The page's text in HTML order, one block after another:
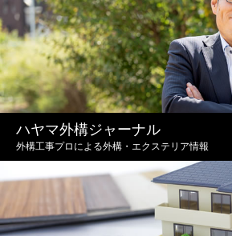
ハヤマ外構ジャーナル
外構工事プロによる外構・エクステリア情報